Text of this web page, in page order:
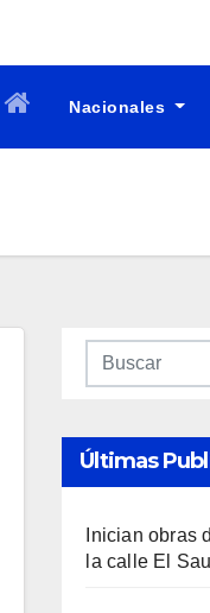
Nacionales
Últimas
Inician obras
la calle El